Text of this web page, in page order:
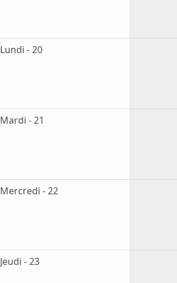
Lundi - 20
Mardi - 21
Mercredi - 22
Jeudi - 23